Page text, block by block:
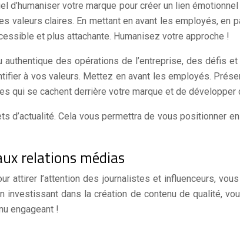
d’humaniser votre marque pour créer un lien
valeurs claires. En mettant en avant les employés,
et plus attachante. Humanisez votre approche !
des opérations de l’entreprise, des défis
à vos valeurs. Mettez en avant les employés.
qui se cachent derrière votre marque et de
Cela vous permettra de vous positionner
relations médias
attirer l’attention des journalistes et influenceurs,
dans la création de contenu de qualité,
engageant !